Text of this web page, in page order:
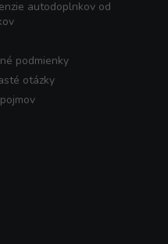
autodoplnkov od
podmienky
otázky